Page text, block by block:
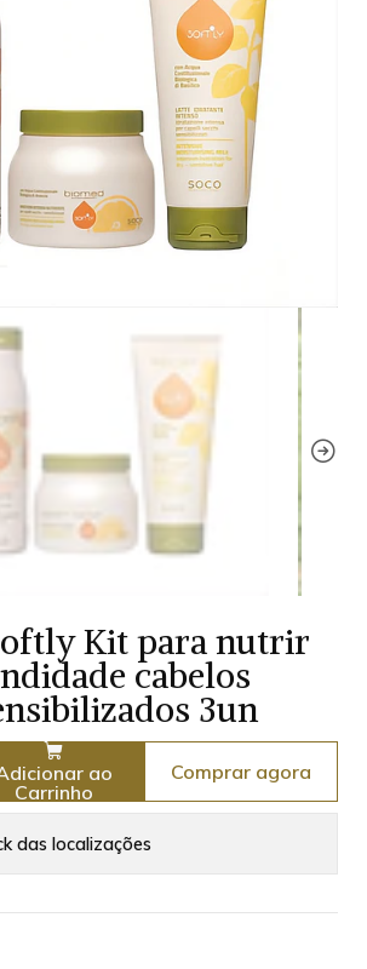
Kit para nutrir
cabelos
3un
ao
Carrinho
Comprar agora
das localizações